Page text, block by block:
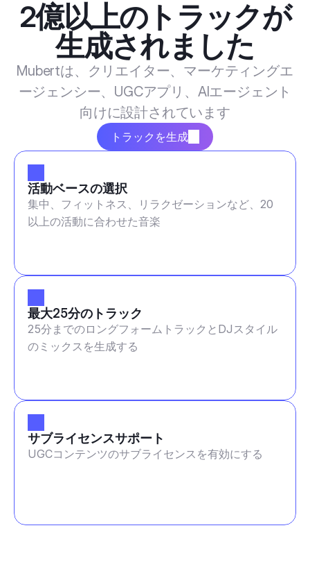
2億以上のトラックが
生成されました
Mubertは、クリエイター、マーケティングエ
ージェンシー、UGCアプリ、AIエージェント
向けに設計されています
トラックを生成
活動ベースの選択
集中、フィットネス、リラクゼーションなど、20
以上の活動に合わせた音楽
最大25分のトラック
25分までのロングフォームトラックとDJスタイル
のミックスを生成する
サブライセンスサポート
UGCコンテンツのサブライセンスを有効にする